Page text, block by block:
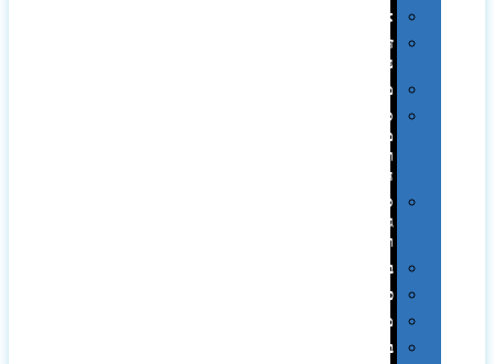
אוזניות
זכרונות
ניידים
מפצלים
סביבת
מחשב
וציוד
היקפי
סוללות
גיבוי
ומטענים
ביגוד
כובעים
מגבות
בקבוקים